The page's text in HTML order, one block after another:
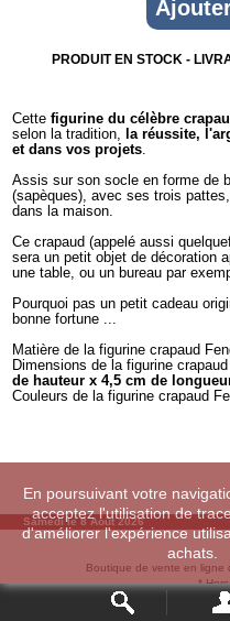
PRODUIT EN STOCK -
Cettefigurine du célèbre
selon la tradition, la réussite,
et dans vos projets.
Assis sur son socle en forme de
(sapèques), avec ses trois
dans la maison.
Ce crapaud (appelé aussi
sera un petit objet de décoration
une table, ou un bureau par
Pourquoi pas un petit cadeau
bonne fortune ...
Matière de la figurine crapaud
Dimensions de la figurine
de hauteur x 4,5 cm de
Couleurs de la figurine crapaud
Samedi le 8 Août 2026
Boutique de vente en ligne
*
En poursuivant votre
acceptez l'utilisation de
d'améliorer l'expérience
achats.